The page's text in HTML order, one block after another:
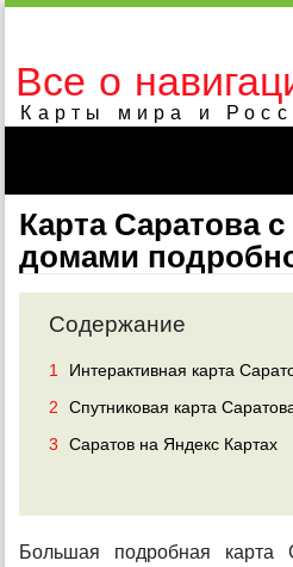
Все о
Карты мира и
Карта Саратова
домами
Содержание
1
Интерактивная карта
2
Спутниковая карта
3
Саратов на Яндекс Картах
Большая подробная